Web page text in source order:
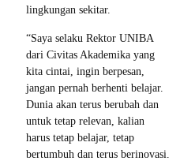
lingkungan sekitar.
“Saya selaku Rektor UNIBA
dari Civitas Akademika yang
kita cintai, ingin berpesan,
jangan pernah berhenti belajar.
Dunia akan terus berubah dan
untuk tetap relevan, kalian
harus tetap belajar, tetap
bertumbuh dan terus berinovasi.